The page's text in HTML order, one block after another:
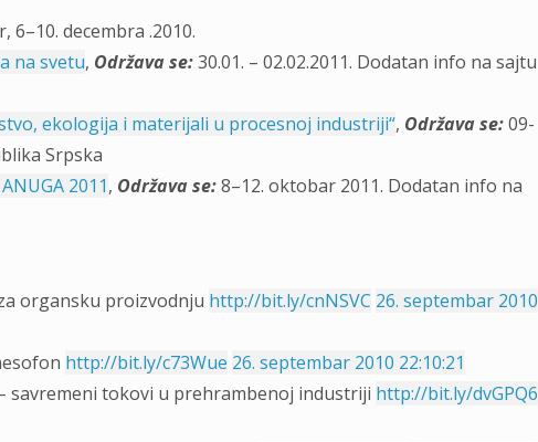
6–10. decembra .2010.
na svetu, Održava se:30.01. – 02.02.2011. Dodatan info na sajtu
ekologija i materijali u procesnoj industriji“, Održava se:09-
Srpska
2011, Održava se:8–12. oktobar 2011. Dodatan info na
organsku proizvodnju http://bit.ly/cnNSVC 26. septembar 2010
http://bit.ly/c73Wue 26. septembar 2010 22:10:21
savremeni tokovi u prehrambenoj industriji http://bit.ly/dvGPQ6